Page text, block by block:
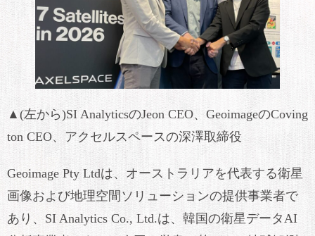
▲(左から)SI AnalyticsのJeon CEO、GeoimageのCoving
ton CEO、アクセルスペースの深澤取締役
Geoimage Pty Ltdは、オーストラリアを代表する衛星
画像および地理空間ソリューションの提供事業者で
あり、SI Analytics Co., Ltd.は、韓国の衛星データAI